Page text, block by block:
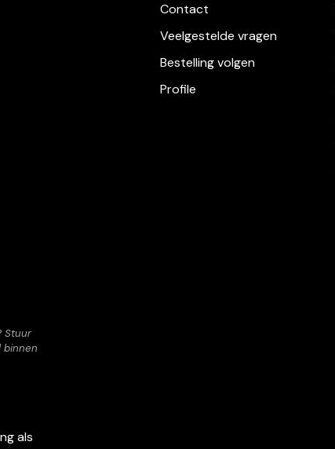
Stuur
binnen
als
Contact
Veelgestelde vragen
Bestelling volgen
Profile